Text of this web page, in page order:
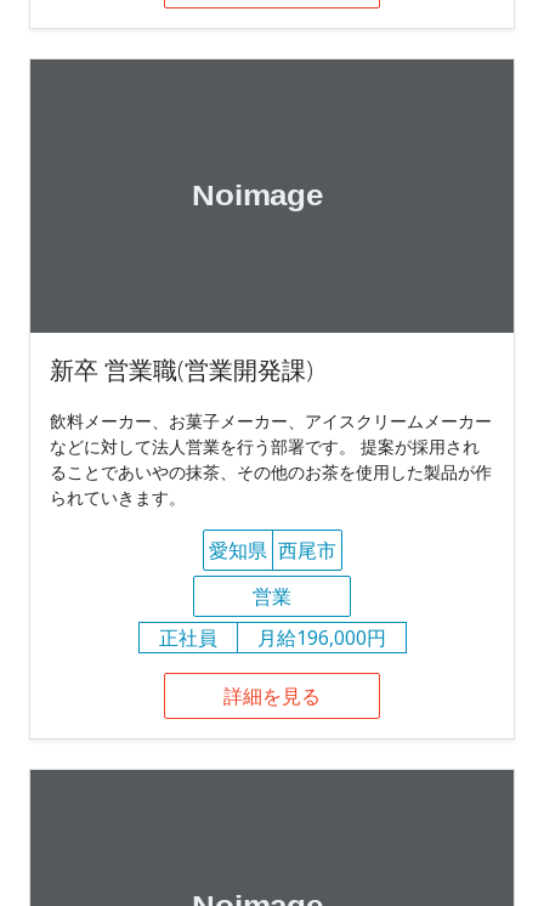
新卒 営業職(営業開発課)
飲料メーカー、お菓子メーカー、アイスクリームメーカー
などに対して法人営業を行う部署です。 提案が採用され
ることであいやの抹茶、その他のお茶を使用した製品が作
られていきます。
愛知県 西尾市
営業
正社員
月給196,000円
詳細を見る